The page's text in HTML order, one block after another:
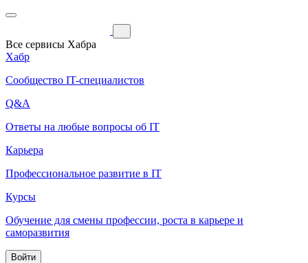
Все сервисы Хабра
Хабр
Сообщество IT-специалистов
Q&A
Ответы на любые вопросы об IT
Карьера
Профессиональное развитие в IT
Курсы
Обучение для смены профессии, роста в карьере и
саморазвития
Войти